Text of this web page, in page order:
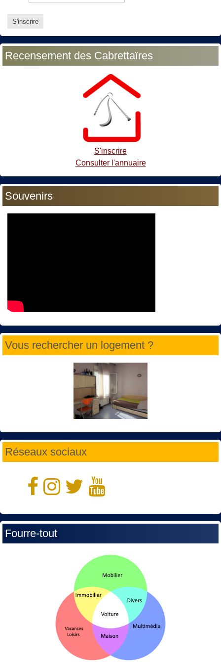
Recensement des Cabrettaïres
S'inscrire
Consulter l'annuaire
Souvenirs
Vous rechercher un logement ?
Réseaux sociaux
Fourre-tout